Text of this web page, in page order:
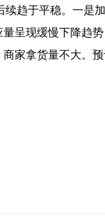
趋于平稳。一是
呈现缓慢下降趋
家拿货量不大。